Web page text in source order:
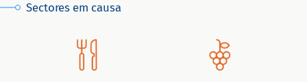
Sectores em causa